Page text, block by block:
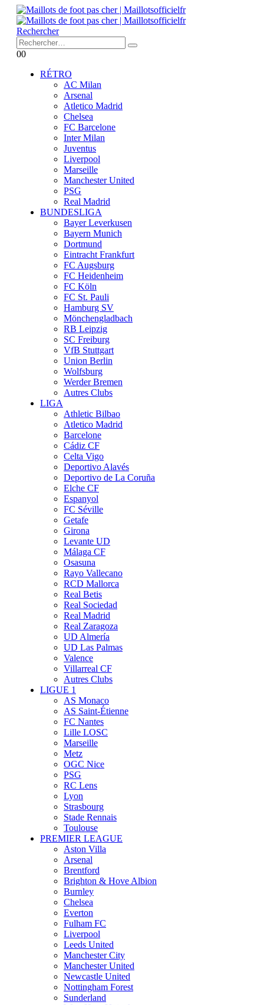
Rechercher
00
RÉTRO
AC Milan
Arsenal
Atletico Madrid
Chelsea
FC Barcelone
Inter Milan
Juventus
Liverpool
Marseille
Manchester United
PSG
Real Madrid
BUNDESLIGA
Bayer Leverkusen
Bayern Munich
Dortmund
Eintracht Frankfurt
FC Augsburg
FC Heidenheim
FC Köln
FC St. Pauli
Hamburg SV
Mönchengladbach
RB Leipzig
SC Freiburg
VfB Stuttgart
Union Berlin
Wolfsburg
Werder Bremen
Autres Clubs
LIGA
Athletic Bilbao
Atletico Madrid
Barcelone
Cádiz CF
Celta Vigo
Deportivo Alavés
Deportivo de La Coruña
Elche CF
Espanyol
FC Séville
Getafe
Girona
Levante UD
Málaga CF
Osasuna
Rayo Vallecano
RCD Mallorca
Real Betis
Real Sociedad
Real Madrid
Real Zaragoza
UD Almería
UD Las Palmas
Valence
Villarreal CF
Autres Clubs
LIGUE 1
AS Monaco
AS Saint-Étienne
FC Nantes
Lille LOSC
Marseille
Metz
OGC Nice
PSG
RC Lens
Lyon
Strasbourg
Stade Rennais
Toulouse
PREMIER LEAGUE
Aston Villa
Arsenal
Brentford
Brighton & Hove Albion
Burnley
Chelsea
Everton
Fulham FC
Liverpool
Leeds United
Manchester City
Manchester United
Newcastle United
Nottingham Forest
Sunderland